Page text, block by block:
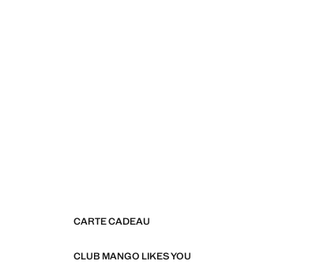
CARTE CADEAU
CLUB MANGO LIKES YOU